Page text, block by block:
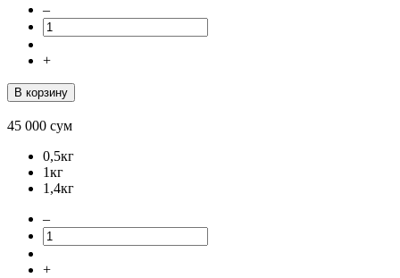
–
+
В корзину
45 000 сум
0,5кг
1кг
1,4кг
–
+